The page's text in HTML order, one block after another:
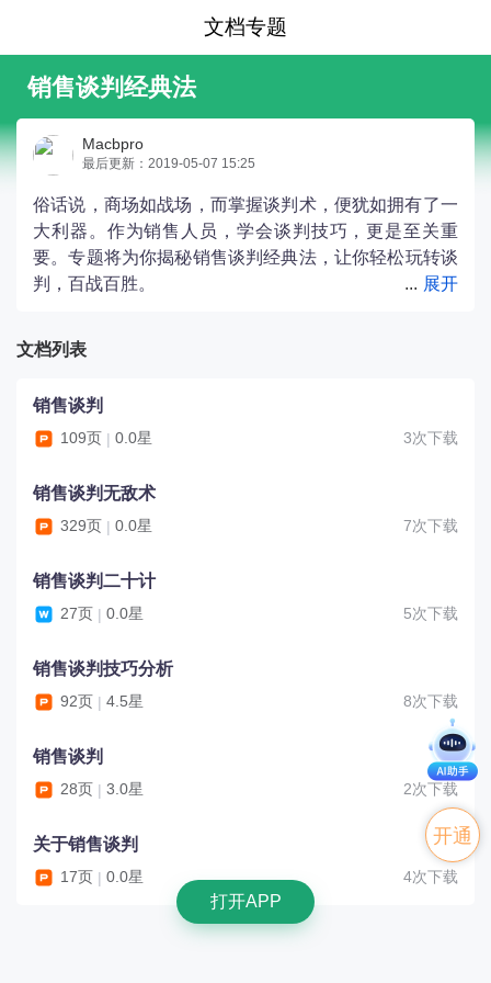
文档专题
销售谈判经典法
Macbpro
最后更新：2019-05-07 15:25
俗话说，商场如战场，而掌握谈判术，便犹如拥有了一
大利器。作为销售人员，学会谈判技巧，更是至关重
要。专题将为你揭秘销售谈判经典法，让你轻松玩转谈
判，百战百胜。
文档列表
销售谈判
109页 | 0.0星 3次下载
销售谈判无敌术
329页 | 0.0星 7次下载
销售谈判二十计
27页 | 0.0星 5次下载
销售谈判技巧分析
92页 | 4.5星 8次下载
销售谈判
28页 | 3.0星 2次下载
关于销售谈判
17页 | 0.0星 4次下载
开通
VIP
打开APP